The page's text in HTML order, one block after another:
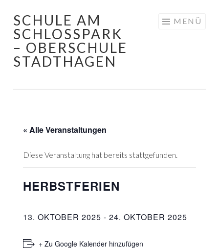
Springe
zum
Inhalt
SCHULE AM
SCHLOSSPARK
– OBERSCHULE
STADTHAGEN
MENÜ
« Alle Veranstaltungen
Diese Veranstaltung hat bereits stattgefunden.
HERBSTFERIEN
13. OKTOBER 2025 - 24. OKTOBER 2025
+ Zu Google Kalender hinzufügen